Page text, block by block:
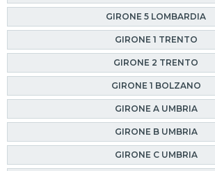
GIRONE 5 LOMBARDIA
GIRONE 1 TRENTO
GIRONE 2 TRENTO
GIRONE 1 BOLZANO
GIRONE A UMBRIA
GIRONE B UMBRIA
GIRONE C UMBRIA